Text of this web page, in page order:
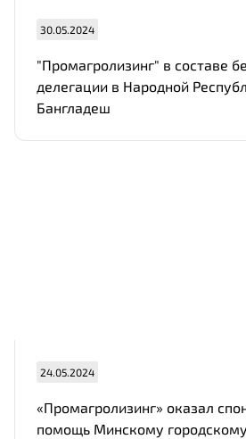
30.05.2024
"Промагролизинг" в составе
делегации в Народной
Бангладеш
24.05.2024
«Промагролизинг» оказал
помощь Минскому городскому